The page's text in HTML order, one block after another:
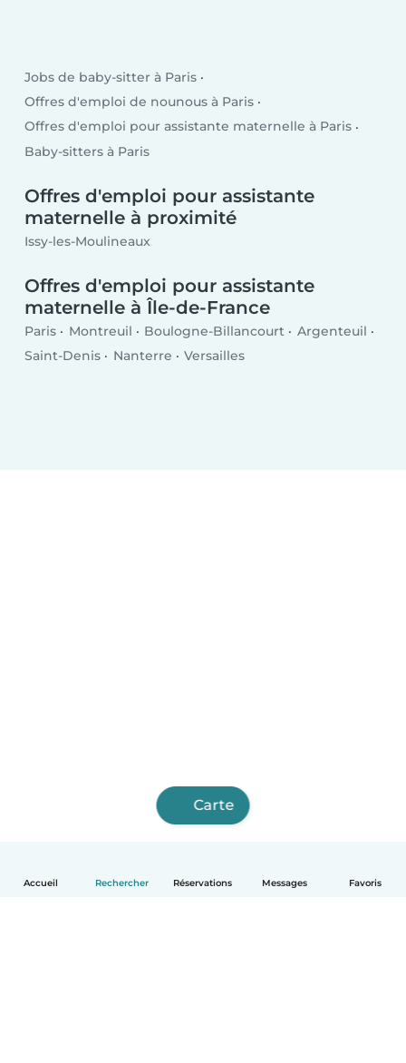
Accueil Rechercher Réservations Messages Favoris
Jobs de baby-sitter à Paris
Offres d'emploi de nounous à Paris
Offres d'emploi pour assistante maternelle à Paris
Baby-sitters à Paris
Offres d'emploi pour assistante
maternelle à proximité
Issy-les-Moulineaux
Offres d'emploi pour assistante
maternelle à Île-de-France
Paris Montreuil Boulogne-Billancourt
Argenteuil
Saint-Denis
Nanterre Versailles
Carte